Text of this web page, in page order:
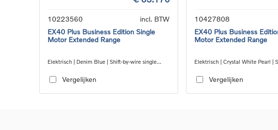
10223560
incl. BTW
EX40 Plus Business Edition Single
Motor Extended Range
Elektrisch | Denim Blue | Shift-by-wire single
Vergelijken
10427808
EX40 Plus Business
Motor Extended Range
Elektrisch | Crystal White Pearl |
Vergelijken